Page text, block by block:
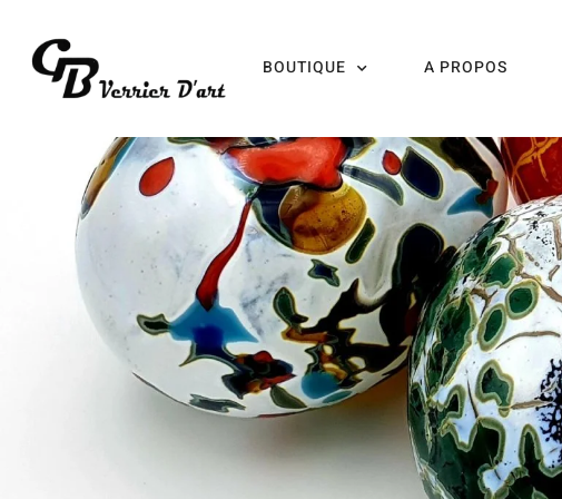
BOUTIQUE A PROPOS